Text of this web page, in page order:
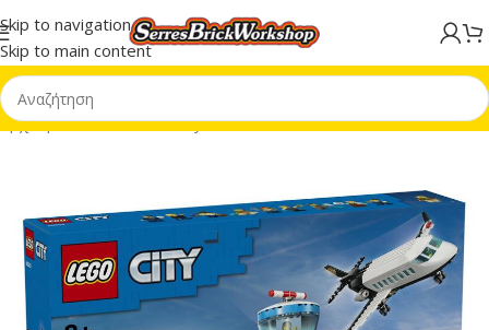
Skip to navigation
Skip to main content
Αρχική σελίδα/LEGO® City